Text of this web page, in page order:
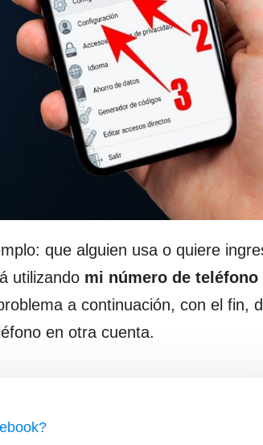
que alguien usa o quiere
utilizando mi número de teléfono
a continuación, con el fin,
en otra cuenta.